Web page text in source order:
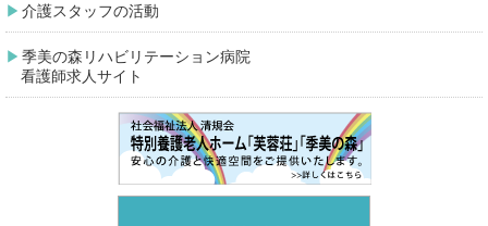
介護スタッフの活動
季美の森リハビリテーション病院
看護師求人サイト